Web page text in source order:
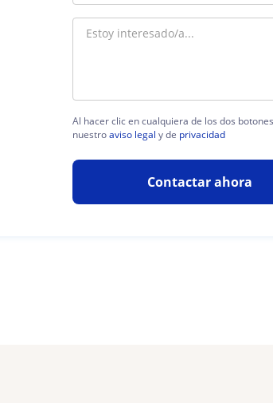
Al hacer clic en cualquiera de los dos
nuestroaviso legal y de privacidad
Contactar ahora